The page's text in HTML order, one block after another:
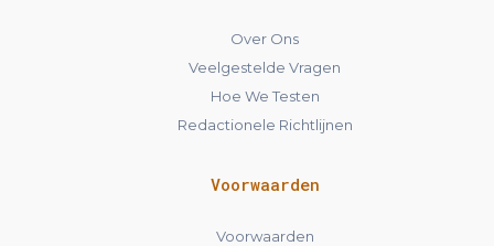
Over Ons
Veelgestelde Vragen
Hoe We Testen
Redactionele Richtlijnen
Voorwaarden
Voorwaarden